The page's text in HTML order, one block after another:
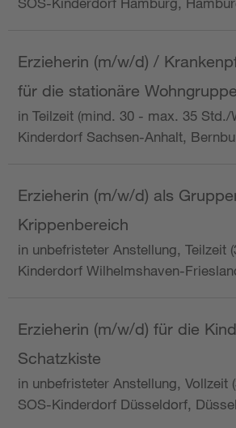
Erzieherin (m/w/d) /
für die stationäre Wohngruppe
in Teilzeit (mind. 30 - max. 35 Std./
Kinderdorf Sachsen-Anhalt,
Erzieherin (m/w/d) als
Krippenbereich
in unbefristeter Anstellung, Teilzeit
Kinderdorf Wilhelmshaven-
Erzieherin (m/w/d) für die
Schatzkiste
in unbefristeter Anstellung, Vollzeit
SOS-Kinderdorf Düsseldorf,